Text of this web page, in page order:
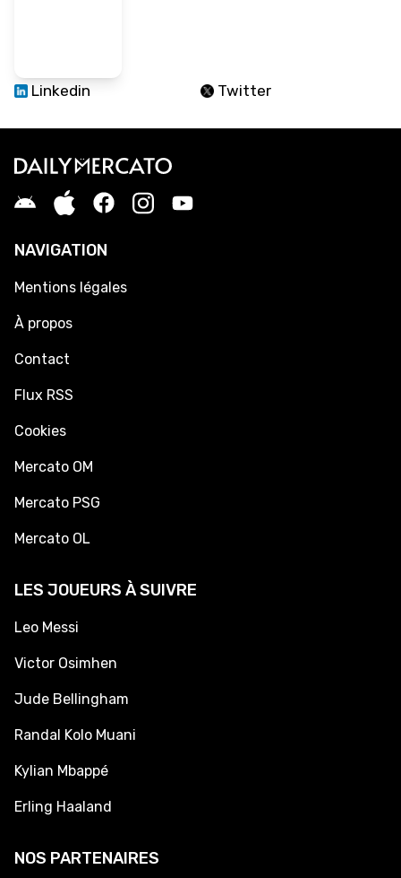
Linkedin Twitter
NAVIGATION
Mentions légales
À propos
Contact
Flux RSS
Cookies
Mercato OM
Mercato PSG
Mercato OL
LES JOUEURS À SUIVRE
Leo Messi
Victor Osimhen
Jude Bellingham
Randal Kolo Muani
Kylian Mbappé
Erling Haaland
NOS PARTENAIRES